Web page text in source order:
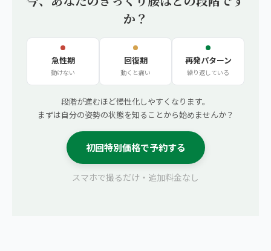
か？
急性期
動けない
回復期
動くと痛い
再発パターン
繰り返している
段階が進むほど慢性化しやすくなります。
まずは自分の姿勢の状態を知ることから始めませんか？
初回特別価格で予約する
スマホで撮るだけ・追加料金なし